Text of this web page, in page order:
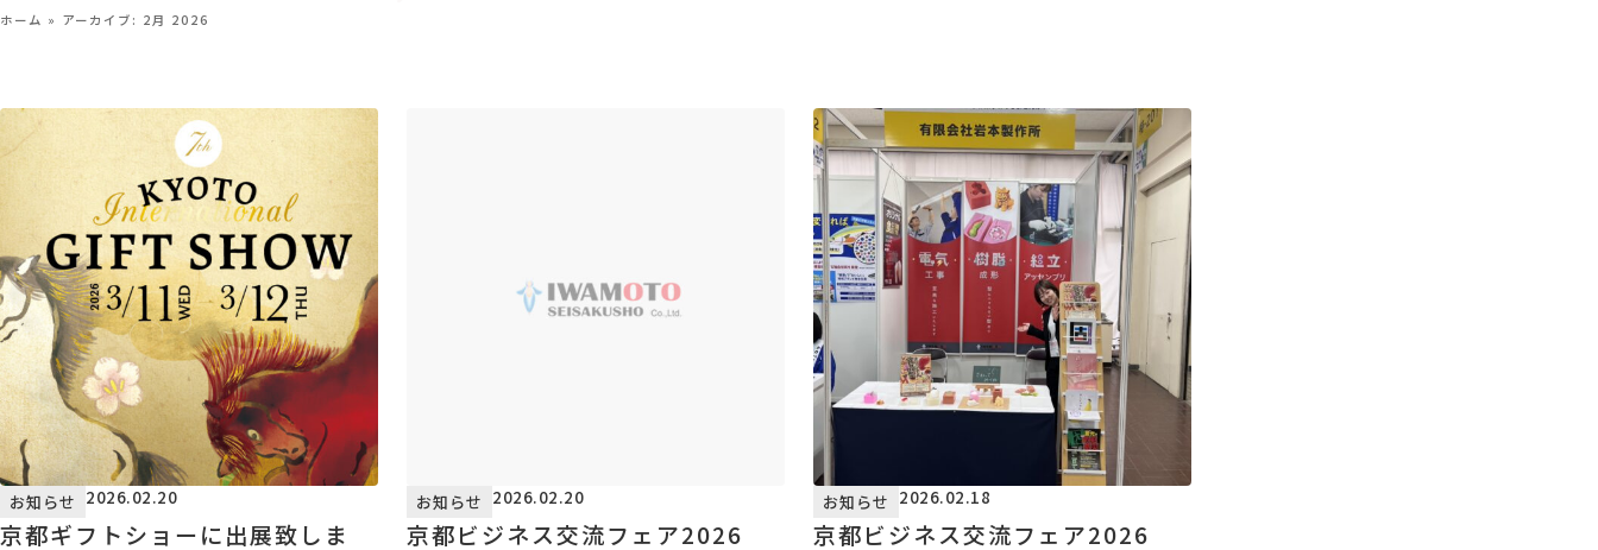
ホーム » アーカイブ: 2月 2026
お知らせ 2026.02.20
京都ギフトショーに出展致しま
お知らせ 2026.02.20
京都ビジネス交流フェア2026
お知らせ 2026.02.18
京都ビジネス交流フェア2026